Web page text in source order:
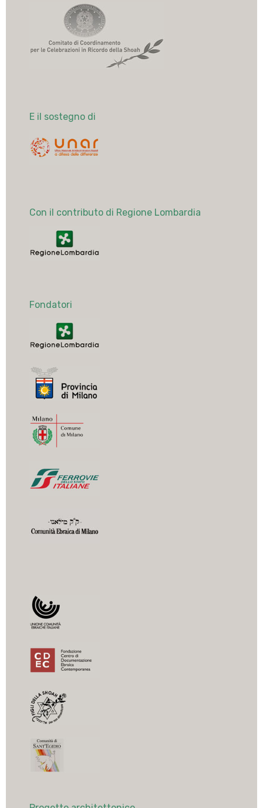
E il sostegno di
Con il contributo di Regione Lombardia
Fondatori